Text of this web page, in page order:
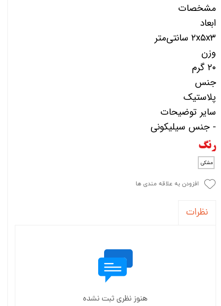
مشخصات
ابعاد
۲x۵x۳ سانتی‌متر
وزن
۲۰ گرم
جنس
پلاستیک
سایر توضیحات
- جنس سیلیکونی
رنگ
مشکی
افزودن به علاقه مندی ها
نظرات
هنوز نظری ثبت نشده